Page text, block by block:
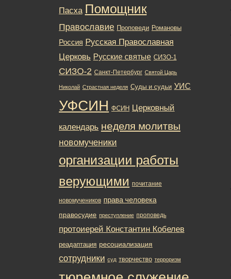
Пасха Помощник
Православие Проповеди Романовы
Россия Русская Православная
Церковь Русские святые СИЗО-1
СИЗО-2 Санкт-Петербург Святой Царь
Николай Страстная неделя Суды и судьи УИС
УФСИН ФСИН Церковный
календарь неделя молитвы
новомученики
организации работы
верующими почитание
новомучеников права человека
правосудие преступление проповедь
протоиерей Константин Кобелев
реадаптация ресоциализация
сотрудники суд творчество терроризм